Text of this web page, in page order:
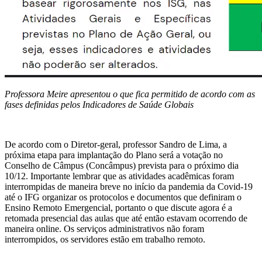
Professora Meire apresentou o que fica permitido de acordo com as
fases definidas pelos Indicadores de Saúde Globais
De acordo com o Diretor-geral, professor Sandro de Lima, a
próxima etapa para implantação do Plano será a votação no
Conselho de Câmpus (Concâmpus) prevista para o próximo dia
10/12. Importante lembrar que as atividades acadêmicas foram
interrompidas de maneira breve no início da pandemia da Covid-19
até o IFG organizar os protocolos e documentos que definiram o
Ensino Remoto Emergencial, portanto o que discute agora é a
retomada presencial das aulas que até então estavam ocorrendo de
maneira online. Os serviços administrativos não foram
interrompidos, os servidores estão em trabalho remoto.